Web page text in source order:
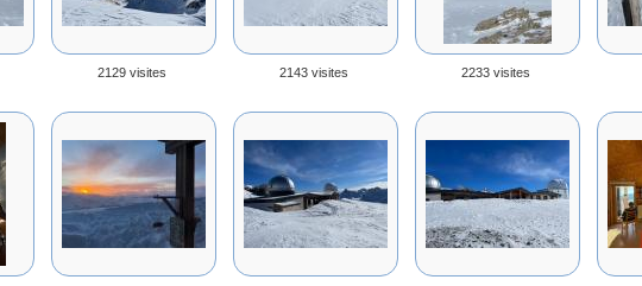
2129 visites 2143 visites 2233 visites